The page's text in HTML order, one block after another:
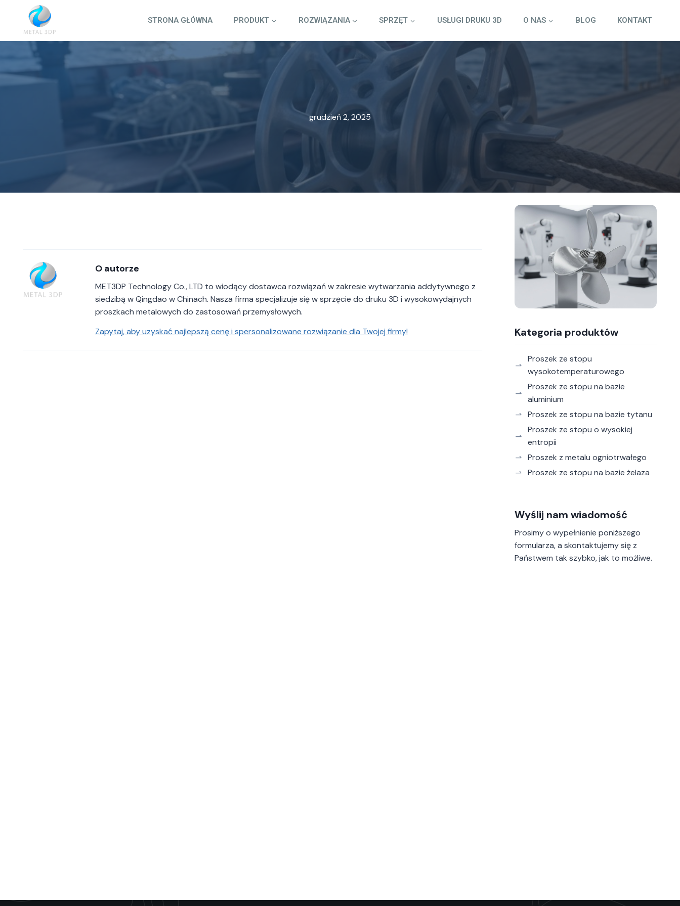
STRONA GŁÓWNA PRODUKT ROZWIĄZANIA SPRZĘT USŁUGI DRUKU 3D O NAS BLOG KONTAKT
grudzień 2, 2025
O autorze
MET3DP Technology Co., LTD to wiodący dostawca rozwiązań w zakresie wytwarzania addytywnego z
siedzibą w Qingdao w Chinach. Nasza firma specjalizuje się w sprzęcie do druku 3D i wysokowydajnych
proszkach metalowych do zastosowań przemysłowych.
Zapytaj, aby uzyskać najlepszą cenę i spersonalizowane rozwiązanie dla Twojej firmy!
Kategoria produktów
Proszek ze stopu
wysokotemperaturowego
Proszek ze stopu na bazie
aluminium
Proszek ze stopu na bazie tytanu
Proszek ze stopu o wysokiej
entropii
Proszek z metalu ogniotrwałego
Proszek ze stopu na bazie żelaza
Wyślij nam wiadomość
Prosimy o wypełnienie poniższego
formularza, a skontaktujemy się z
Państwem tak szybko, jak to możliwe.